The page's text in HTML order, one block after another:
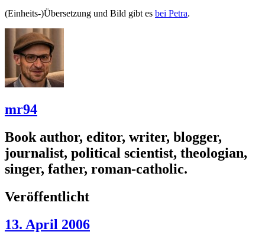
(Einheits-)Übersetzung und Bild gibt es bei Petra.
mr94
Book author, editor, writer, blogger,
journalist, political scientist, theologian,
singer, father, roman-catholic.
Veröffentlicht
13. April 2006